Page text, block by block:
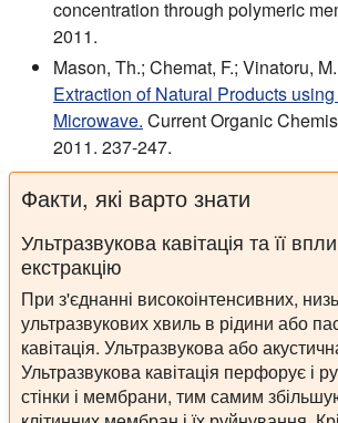
concentration through polymeric
2011.
Mason, Th.; Chemat, F.; Vinatoru,
Extraction of Natural Products
Microwave. Current Organic
2011. 237-247.
Факти, які варто знати
Ультразвукова кавітація та її
екстракцію
При з'єднанні високоінтенсивних,
ультразвукових хвиль в рідини або
кавітація. Ультразвукова або
Ультразвукова кавітація перфорує і
стінки і мембрани, тим самим